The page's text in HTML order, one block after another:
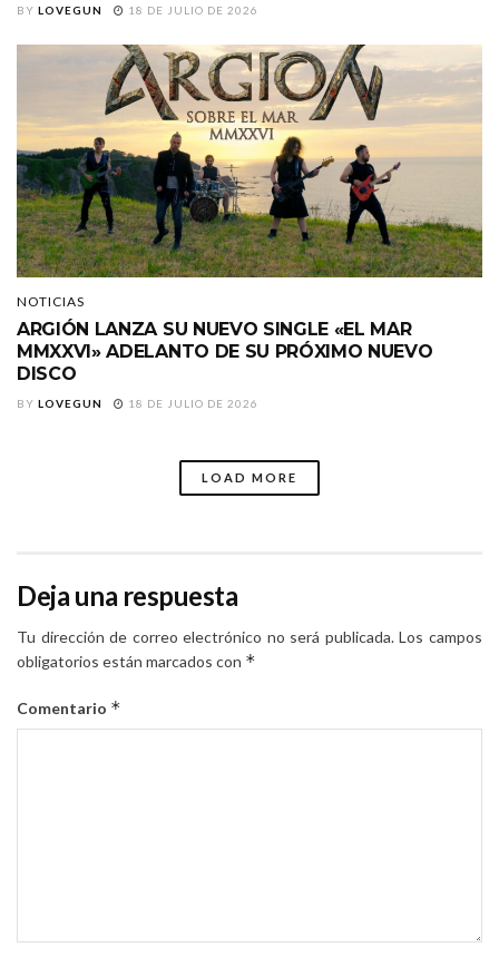
BY LOVEGUN 18 DE JULIO DE 2026
NOTICIAS
ARGIÓN LANZA SU NUEVO SINGLE «EL MAR
MMXXVI» ADELANTO DE SU PRÓXIMO NUEVO
DISCO
BY LOVEGUN 18 DE JULIO DE 2026
LOAD MORE
Deja una respuesta
Tu dirección de correo electrónico no será publicada. Los campos
obligatorios están marcados con *
Comentario *